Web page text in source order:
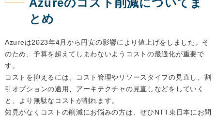
Azureのコスト削減についてま
とめ
Azureは2023年4月から円安の影響により値上げをしました。そ
のため、予算を超えてしまわないようコストの最適化が重要で
す。
コストを抑えるには、コスト管理やリソースタイプの見直し、割
引オプションの適用、アーキテクチャの見直しなどをしていく
と、より無駄なコストが削れます。
知見がなくコストの削減にお悩みの方は、ぜひNTT東日本にお問